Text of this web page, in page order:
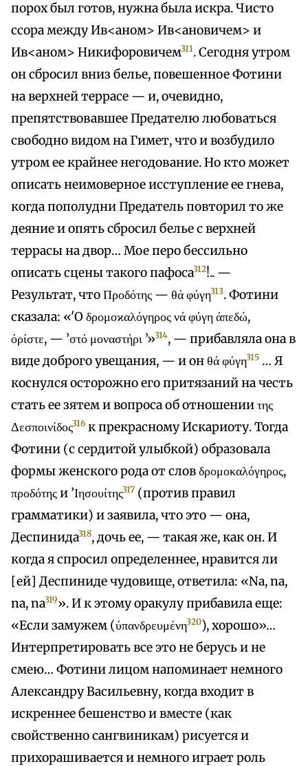
порох был готов, нужна была искра. Чисто
ссора между Ив<аном> Ив<ановичем> и
Ив<аном> Никифоровичем311. Сегодня утром
он сбросил вниз белье, повешенное Фотини
на верхней террасе — и, очевидно,
препятствовавшее Предателю любоваться
свободно видом на Гимет, что и возбудило
утром ее крайнее негодование. Но кто может
описать неимоверное исступление ее гнева,
когда пополудни Предатель повторил то же
деяние и опять сбросил белье с верхней
террасы на двор… Мое перо бессильно
описать сцены такого пафоса312!.. —
Результат, что Προδότης — θά φύγη313. Фотини
сказала: «'О δρομοϰαλόγηρος νά φύγη άπεδώ,
όρίστε, — ’στό μοναστήρι ’»314, — прибавляла она в
виде доброго увещания, — и он θά φύγη315 … Я
коснулся осторожно его притязаний на честь
стать ее зятем и вопроса об отношении της
Δεσποινίδος316 к прекрасному Искариоту. Тогда
Фотини (с сердитой улыбкой) образовала
формы женского рода от слов δρομοκαλόγηρος,
προδότης и ’Ιησουίτης317 (против правил
грамматики) и заявила, что это — она,
Деспинида318, дочь ее, — такая же, как он. И
когда я спросил определеннее, нравится ли
[ей] Деспиниде чудовище, ответила: «Na, nа,
nа, nа319». И к этому оракулу прибавила еще:
«Если замужем (ύπανδρευμένη320), хорошо»…
Интерпретировать все это не берусь и не
смею… Фотини лицом напоминает немного
Александру Васильевну, когда входит в
искреннее бешенство и вместе (как
свойственно сангвиникам) рисуется и
прихорашивается и немного играет роль